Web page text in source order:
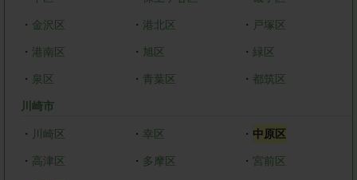
・ 金沢区 ・ 港北区 ・ 戸塚区
・ 港南区 ・ 旭区 ・ 緑区
・ 泉区 ・ 青葉区 ・ 都筑区
川崎市
・ 川崎区 ・ 幸区 ・ 中原区
・ 高津区 ・ 多摩区 ・ 宮前区